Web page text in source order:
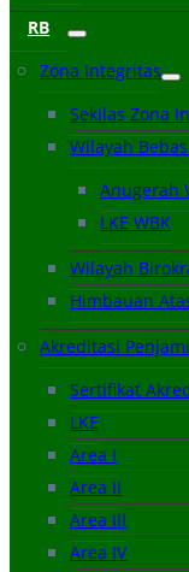
RB
Zona Integritas
Sekilas Zona
Wilayah
Anugerah
LKE WBK
Wilayah
Himbauan
Akreditasi
Sertifikat
LKE
Area I
Area II
Area III
Area IV